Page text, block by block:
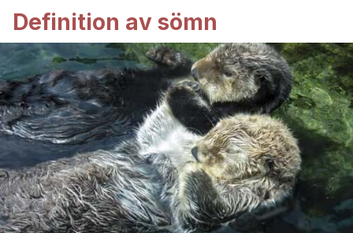
Definition av sömn